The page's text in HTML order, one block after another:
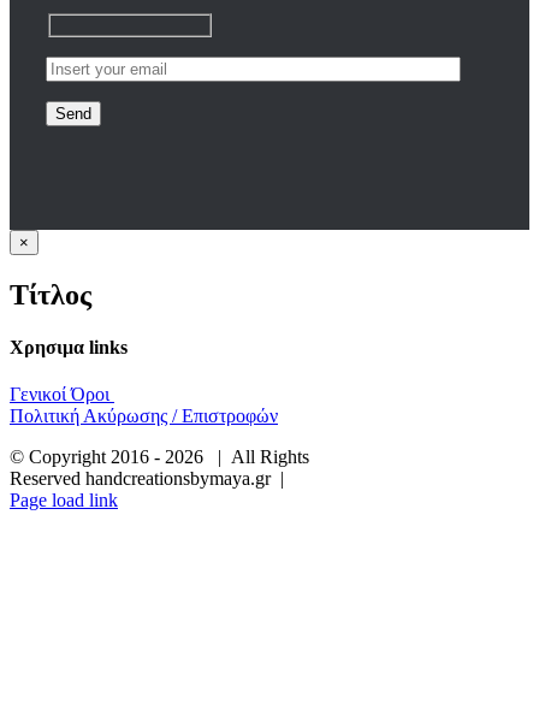
Κλείσιμο
γρήγορης
προϊόντος
×
Τίτλος
Χρησιμα links
Γενικοί Όροι
Πολιτική Ακύρωσης / Επιστροφών
© Copyright 2016 - 2026 | All Rights
Reserved handcreationsbymaya.gr |
Page load link